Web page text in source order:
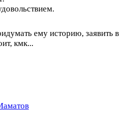
ему историю, заявить в
кмк...